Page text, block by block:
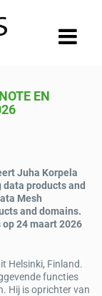
EN
Juha Korpela
products and
Mesh
and domains.
24 maart 2026
Helsinki, Finland.
functies
Hij is oprichter van